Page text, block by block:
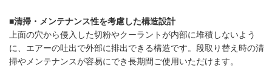
■清掃・メンテナンス性を考慮した構造設計
上面の穴から侵入した切粉やクーラントが内部に堆積しないよう
に、エアーの吐出で外部に排出できる構造です。段取り替え時の清
掃やメンテナンスが容易にでき長期間ご使用いただけます。